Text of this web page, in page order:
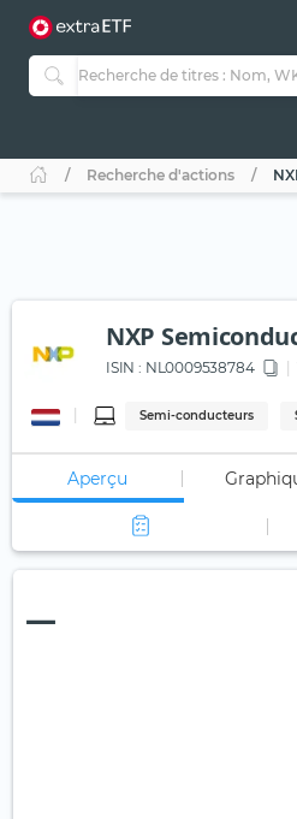
Recherche d'actions
NXP
ISIN : NL0009538784
Semi-conducteurs
Aperçu
—